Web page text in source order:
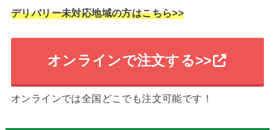
デリバリー未対応地域の方はこちら>>
オンラインで注文する>>
オンラインでは全国どこでも注文可能です！